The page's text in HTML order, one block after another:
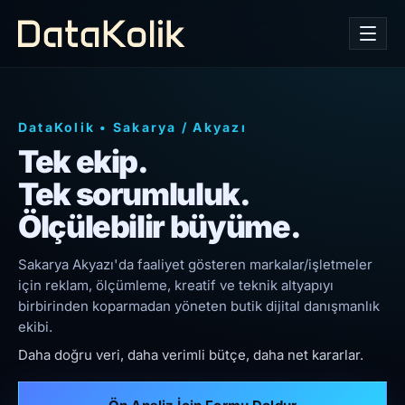
DataKolik • Sakarya /Akyazı
Tek ekip.
Tek sorumluluk.
Ölçülebilir büyüme.
Sakarya Akyazı'da faaliyet gösteren markalar/işletmeler
için reklam, ölçümleme, kreatif ve teknik altyapıyı
birbirinden koparmadan yöneten butik dijital danışmanlık
ekibi.
Daha doğru veri, daha verimli bütçe, daha net kararlar.